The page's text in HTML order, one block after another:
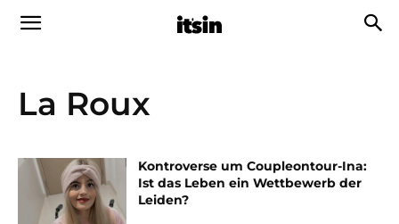
La Roux
Kontroverse um Coupleontour-Ina:
Ist das Leben ein Wettbewerb der
Leiden?